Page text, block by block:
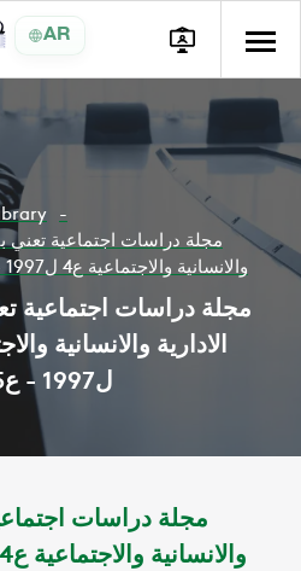
AR
مجلة دراسات اجتماعية تعني
والانسانية والاجتماعية ع4 ل1997 - ع35 ل2012
مجلة دراسات اجتماعية
ل1997 - ع35 ل2012
مجلة دراسات
والانسانية والاجتماعية ع4 ل1997 - ع35 ل2012